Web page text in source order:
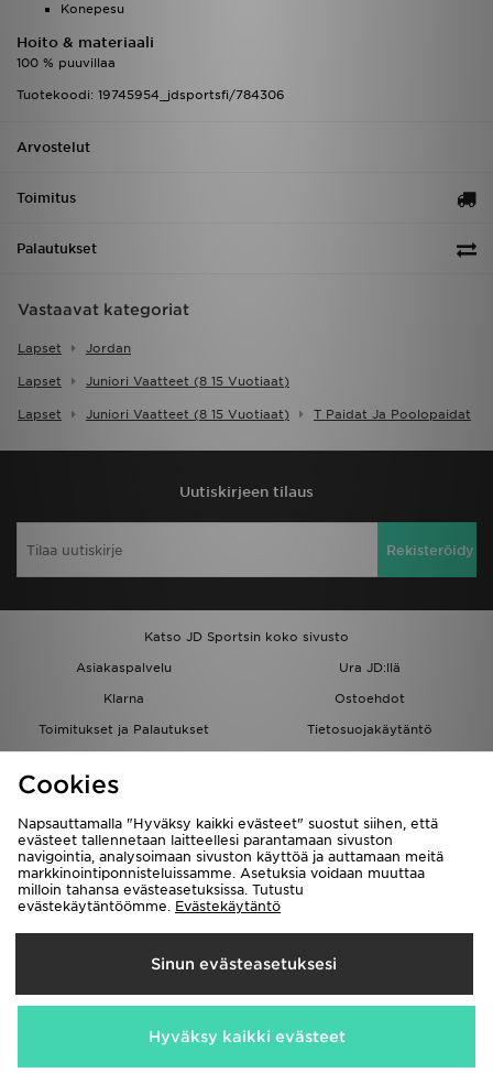
Konepesu
Hoito & materiaali
100 % puuvillaa
Tuotekoodi: 19745954_jdsportsfi/784306
Arvostelut
Toimitus
Palautukset
Vastaavat kategoriat
Lapset Jordan
Lapset Juniori Vaatteet (8 15 Vuotiaat)
Lapset Juniori Vaatteet (8 15 Vuotiaat) T Paidat Ja Poolopaidat
Uutiskirjeen tilaus
Rekisteröidy
Katso JD Sportsin koko sivusto
Asiakaspalvelu
Ura JD:llä
Klarna
Ostoehdot
Toimitukset ja Palautukset
Tietosuojakäytäntö
Löydä myymälä
Kumppanuusohjelma
JD Blog
Toimitetaan
Suomi
Me hyväksymme seuraavat maksutavat
Cookies
Napsauttamalla "Hyväksy kaikki evästeet" suostut siihen, että
evästeet tallennetaan laitteellesi parantamaan sivuston
navigointia, analysoimaan sivuston käyttöä ja auttamaan meitä
markkinointiponnisteluissamme. Asetuksia voidaan muuttaa
milloin tahansa evästeasetuksissa. Tutustu
evästekäytäntöömme. Evästekäytäntö
Sinun evästeasetuksesi
Hyväksy kaikki evästeet